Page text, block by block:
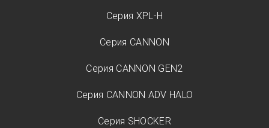
Серия XPL-H
Серия CANNON
Серия CANNON GEN2
Серия CANNON ADV HALO
Серия SHOCKER